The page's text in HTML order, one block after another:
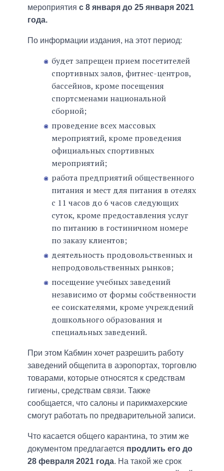
мероприятия с 8 января до 25 января 2021
года.
По информации издания, на этот период:
будет запрещен прием посетителей
спортивных залов, фитнес-центров,
бассейнов, кроме посещения
спортсменами национальной
сборной;
проведение всех массовых
мероприятий, кроме проведения
официальных спортивных
мероприятий;
работа предприятий общественного
питания и мест для питания в отелях
с 11 часов до 6 часов следующих
суток, кроме предоставления услуг
по питанию в гостиничном номере
по заказу клиентов;
деятельность продовольственных и
непродовольственных рынков;
посещение учебных заведений
независимо от формы собственности
ее соискателями, кроме учреждений
дошкольного образования и
специальных заведений.
При этом Кабмин хочет разрешить работу
заведений общепита в аэропортах, торговлю
товарами, которые относятся к средствам
гигиены, средствам связи. Также
сообщается, что салоны и парикмахерские
смогут работать по предварительной записи.
Что касается общего карантина, то этим же
документом предлагается продлить его до
28 февраля 2021 года. На такой же срок